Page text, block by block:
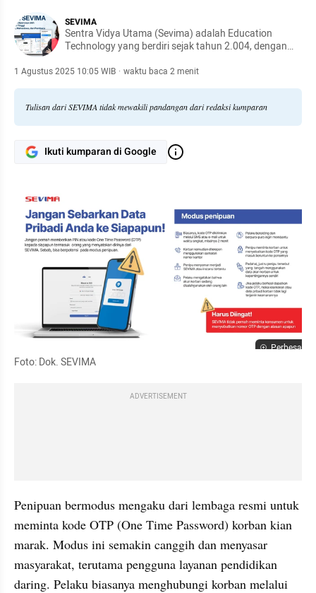
SEVIMA
Sentra Vidya Utama (Sevima) adalah Education
Technology yang berdiri sejak tahun 2.004, dengan
lebih dari 1.000 kampus se-Indonesia. Bersama kita
1 Agustus 2025 10:05 WIB · waktu baca 2 menit
Tulisan dari SEVIMA tidak mewakili pandangan dari redaksi kumparan
Ikuti kumparan di Google
Perbesar
Foto: Dok. SEVIMA
ADVERTISEMENT
Penipuan bermodus mengaku dari lembaga resmi untuk
meminta kode OTP (One Time Password) korban kian
marak. Modus ini semakin canggih dan menyasar
masyarakat, terutama pengguna layanan pendidikan
daring. Pelaku biasanya menghubungi korban melalui